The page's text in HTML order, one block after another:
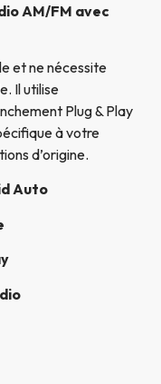
AM/FM avec
et ne nécessite
Il utilise
Plug & Play
à votre
d’origine.
Auto